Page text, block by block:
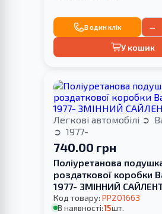
В один клік −
У кошик
Легкові автомобілі
1977-
740.00 грн
Поліуретанова
роздаткової коробки
1977- ЗМІННИЙ
Код товару: PP201663
В наявності:15шт.